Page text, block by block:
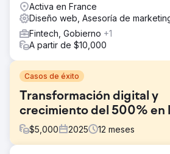
Activa en France
Diseño web, Asesoría de
Fintech, Gobierno +1
A partir de $10,000
Casos de éxito
Transformación digital y
crecimiento del 500% en
$5,000 2025 12 meses